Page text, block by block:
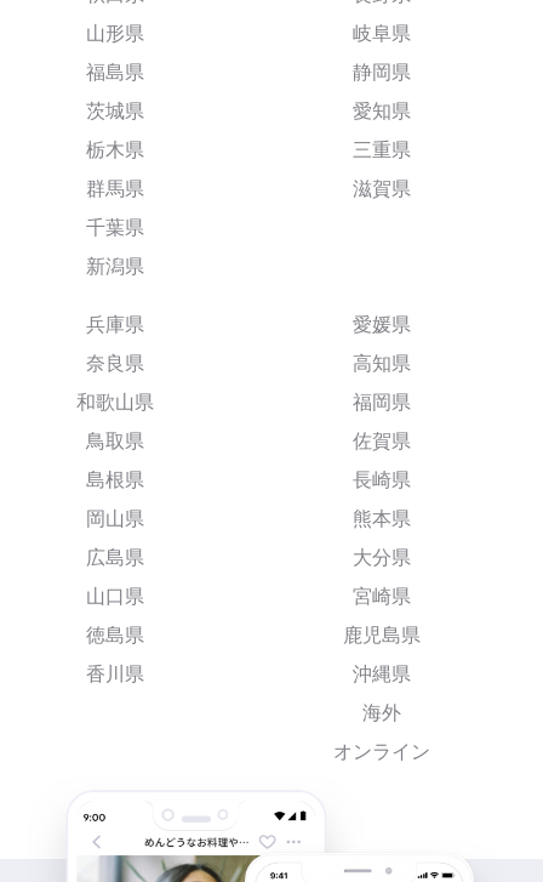
山形県
福島県
茨城県
栃木県
群馬県
千葉県
新潟県
岐阜県
静岡県
愛知県
三重県
滋賀県
兵庫県
奈良県
和歌山県
鳥取県
島根県
岡山県
広島県
山口県
徳島県
香川県
愛媛県
高知県
福岡県
佐賀県
長崎県
熊本県
大分県
宮崎県
鹿児島県
沖縄県
海外
オンライン